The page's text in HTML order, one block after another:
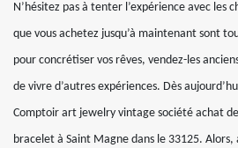
N’hésitez pas à tenter l’expérience avec les
que vous achetez jusqu’à maintenant sont
pour concrétiser vos rêves, vendez-les
de vivre d’autres expériences. Dès
Comptoir art jewelry vintage société achat
bracelet à Saint Magne dans le 33125. Alors,